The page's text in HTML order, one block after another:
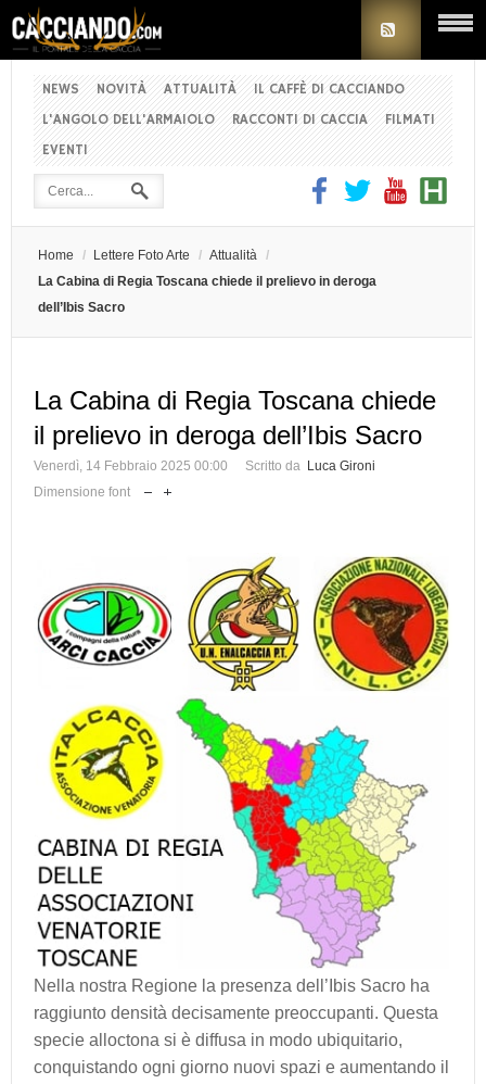
NEWS NOVITÀ ATTUALITÀ
IL CAFFÈ DI CACCIANDO
L'ANGOLO DELL'ARMAIOLO
RACCONTI DI CACCIA
FILMATI
EVENTI
Home / Lettere Foto Arte / Attualità /
La Cabina di Regia Toscana chiede il prelievo in deroga
dell’Ibis Sacro
La Cabina di Regia Toscana chiede
il prelievo in deroga dell’Ibis Sacro
Venerdì, 14 Febbraio 2025 00:00 Scritto da Luca Gironi
Dimensione font
Nella nostra Regione la presenza dell’Ibis Sacro ha
raggiunto densità decisamente preoccupanti. Questa
specie alloctona si è diffusa in modo ubiquitario,
conquistando ogni giorno nuovi spazi e aumentando il